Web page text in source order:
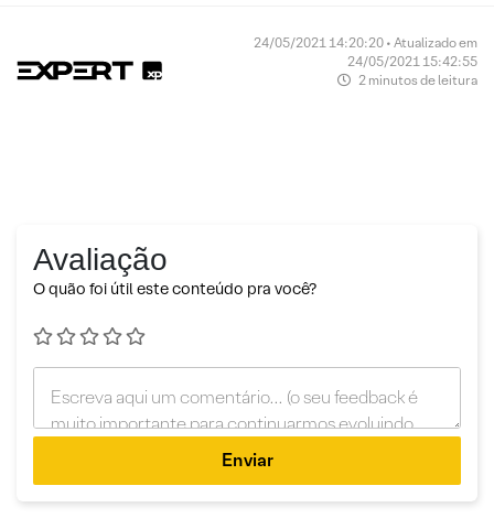
24/05/2021 14:20:20 • Atualizado em
24/05/2021 15:42:55
2 minutos de leitura
Avaliação
O quão foi útil este conteúdo pra você?
Enviar